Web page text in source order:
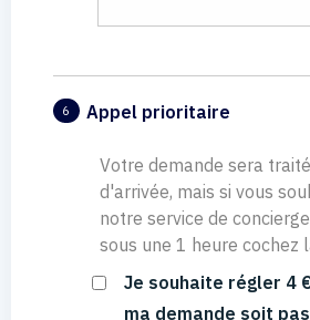
6 Appel prioritaire
Votre demande sera
d'arrivée, mais si vous
notre service de
sous une 1 heure cochez
Je souhaite régler 4
ma demande soit